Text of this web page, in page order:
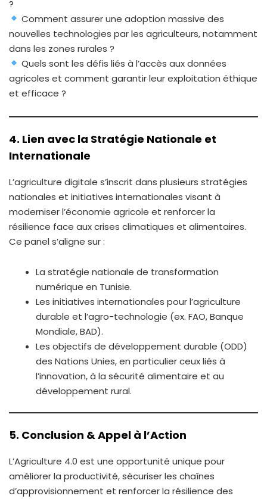
?
Comment assurer une adoption massive des
nouvelles technologies par les agriculteurs, notamment
dans les zones rurales ?
Quels sont les défis liés à l’accès aux données
agricoles et comment garantir leur exploitation éthique
et efficace ?
4. Lien avec la Stratégie Nationale et
Internationale
L’agriculture digitale s’inscrit dans plusieurs stratégies
nationales et initiatives internationales visant à
moderniser l’économie agricole et renforcer la
résilience face aux crises climatiques et alimentaires.
Ce panel s’aligne sur :
La stratégie nationale de transformation
numérique en Tunisie.
Les initiatives internationales pour l’agriculture
durable et l’agro-technologie (ex. FAO, Banque
Mondiale, BAD).
Les objectifs de développement durable (ODD)
des Nations Unies, en particulier ceux liés à
l’innovation, à la sécurité alimentaire et au
développement rural.
5. Conclusion & Appel à l’Action
L’Agriculture 4.0 est une opportunité unique pour
améliorer la productivité, sécuriser les chaînes
d’approvisionnement et renforcer la résilience des